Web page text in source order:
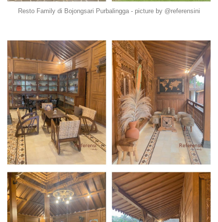
Resto Family di Bojongsari Purbalingga - picture by @referensini